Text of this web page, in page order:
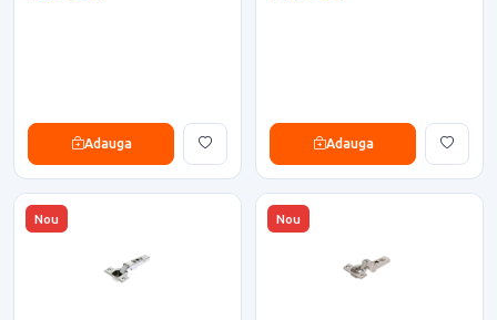
Adauga Adauga
Nou Nou